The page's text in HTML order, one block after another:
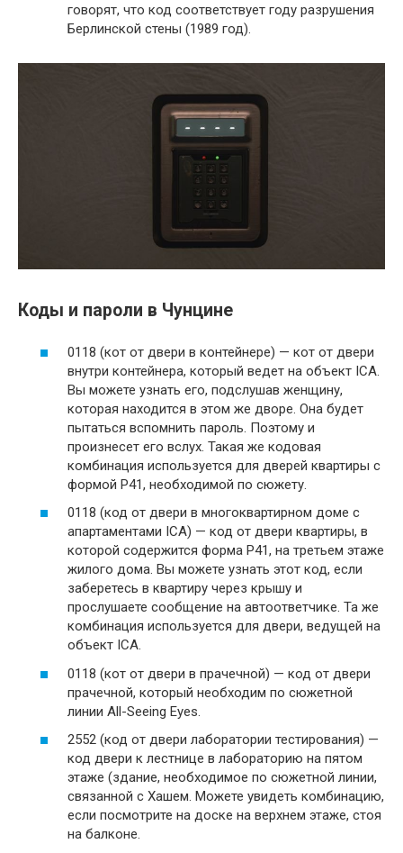
говорят, что код соответствует году разрушения
Берлинской стены (1989 год).
Коды и пароли в Чунцине
0118 (кот от двери в контейнере) — кот от двери
внутри контейнера, который ведет на объект ICA.
Вы можете узнать его, подслушав женщину,
которая находится в этом же дворе. Она будет
пытаться вспомнить пароль. Поэтому и
произнесет его вслух. Такая же кодовая
комбинация используется для дверей квартиры с
формой P41, необходимой по сюжету.
0118 (код от двери в многоквартирном доме с
апартаментами ICA) — код от двери квартиры, в
которой содержится форма P41, на третьем этаже
жилого дома. Вы можете узнать этот код, если
заберетесь в квартиру через крышу и
прослушаете сообщение на автоответчике. Та же
комбинация используется для двери, ведущей на
объект ICA.
0118 (кот от двери в прачечной) — код от двери
прачечной, который необходим по сюжетной
линии All-Seeing Eyes.
2552 (код от двери лаборатории тестирования) —
код двери к лестнице в лабораторию на пятом
этаже (здание, необходимое по сюжетной линии,
связанной с Хашем. Можете увидеть комбинацию,
если посмотрите на доске на верхнем этаже, стоя
на балконе.